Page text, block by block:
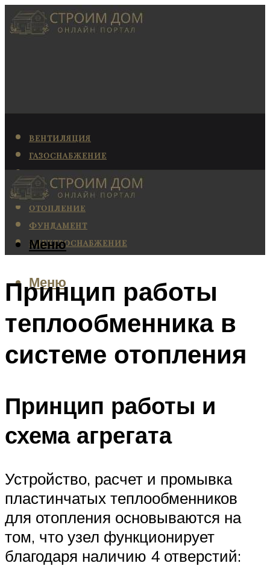
ВЕНТИЛЯЦИЯ
ГАЗОСНАБЖЕНИЕ
КАНАЛИЗАЦИЯ
КОНДИЦИОНИРОВАНИЕ
ОТОПЛЕНИЕ
ФУНДАМЕНТ
ЭЛЕКТРОСНАБЖЕНИЕ
Меню
Меню
Принцип работы
теплообменника в
системе отопления
Принцип работы и
схема агрегата
Устройство, расчет и промывка
пластинчатых теплообменников
для отопления основываются на
том, что узел функционирует
благодаря наличию 4 отверстий: